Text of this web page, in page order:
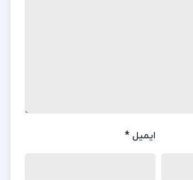
جامع بر میکروبیولوژی
ایمیل *